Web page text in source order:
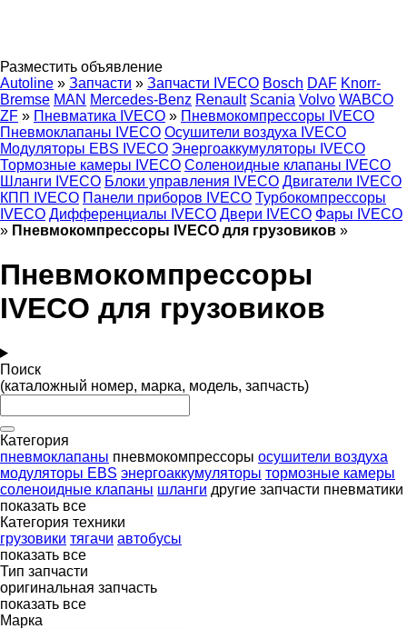
Разместить объявление
Autoline » Запчасти » Запчасти IVECO Bosch DAF Knorr-
Bremse MAN Mercedes-Benz Renault Scania Volvo WABCO
ZF » Пневматика IVECO » Пневмокомпрессоры IVECO
Пневмоклапаны IVECO Осушители воздуха IVECO
Модуляторы EBS IVECO Энергоаккумуляторы IVECO
Тормозные камеры IVECO Соленоидные клапаны IVECO
Шланги IVECO Блоки управления IVECO Двигатели IVECO
КПП IVECO Панели приборов IVECO Турбокомпрессоры
IVECO Дифференциалы IVECO Двери IVECO Фары IVECO
» Пневмокомпрессоры IVECO для грузовиков »
Пневмокомпрессоры
IVECO для грузовиков
Поиск
(каталожный номер, марка, модель, запчасть)
Категория
пневмоклапаны пневмокомпрессоры осушители воздуха
модуляторы EBS энергоаккумуляторы тормозные камеры
соленоидные клапаны шланги другие запчасти пневматики
показать все
Категория техники
грузовики тягачи автобусы
показать все
Тип запчасти
оригинальная запчасть
показать все
Марка